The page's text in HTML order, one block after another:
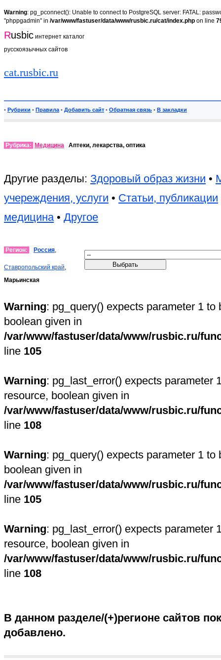
Warning: pg_pconnect(): Unable to connect to PostgreSQL server: FATAL:
"phppgadmin" in /var/www/fastuser/data/www/rusbic.ru/cat/index.php on line
Rusbic интернет каталог
русскоязычных сайтов
cat.rusbic.ru
• Рубрики • Правила • Добавить сайт • Обратная связь • В закладки
Рубрика: Медицина Аптеки, лекарства, оптика
Другие разделы: Здоровый образ жизни •
учереждения, услуги • Статьи, публикации
медицина• Другое
Регион: Россия,
Ставропольский край,
Марьинская
Warning: pg_query() expects parameter 1 to
boolean given in
/var/www/fastuser/data/www/rusbic.ru/
line 105
Warning: pg_last_error() expects parameter
resource, boolean given in
/var/www/fastuser/data/www/rusbic.ru/
line 108
Warning: pg_query() expects parameter 1 to
boolean given in
/var/www/fastuser/data/www/rusbic.ru/
line 105
Warning: pg_last_error() expects parameter
resource, boolean given in
/var/www/fastuser/data/www/rusbic.ru/
line 108
В данном разделе/(+)регионе сайтов
добавлено.